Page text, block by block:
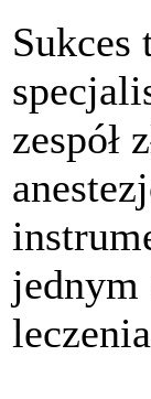
Sukces
zespół
jednym